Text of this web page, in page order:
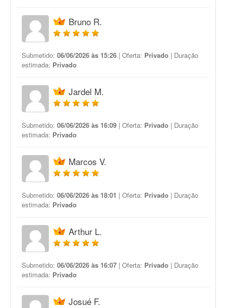
Bruno R.
Submetido: 06/06/2026 às 15:26 | Oferta: Privado | Duração
estimada: Privado
Jardel M.
Submetido: 06/06/2026 às 16:09 | Oferta: Privado | Duração
estimada: Privado
Marcos V.
Submetido: 06/06/2026 às 18:01 | Oferta: Privado | Duração
estimada: Privado
Arthur L.
Submetido: 06/06/2026 às 16:07 | Oferta: Privado | Duração
estimada: Privado
Josué F.